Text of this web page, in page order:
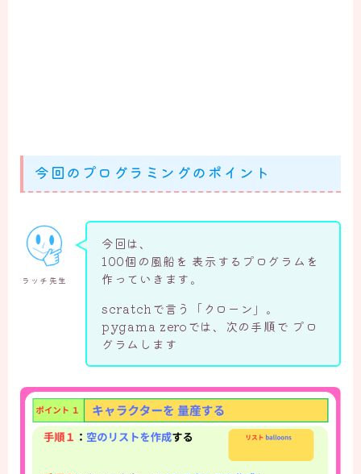
今回のプログラミングのポイント
ラッチ先生
今回は、
100個の風船を 表示するプログラムを
作っていきます。
scratchで言う「クローン」。
pygama zeroでは、次の手順で プロ
グラムします